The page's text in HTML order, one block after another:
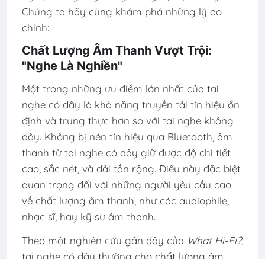
Chúng ta hãy cùng khám phá những lý do
chính:
Chất Lượng Âm Thanh Vượt Trội:
"Nghe Là Nghiền"
Một trong những ưu điểm lớn nhất của tai
nghe có dây là khả năng truyền tải tín hiệu ổn
định và trung thực hơn so với tai nghe không
dây. Không bị nén tín hiệu qua Bluetooth, âm
thanh từ tai nghe có dây giữ được độ chi tiết
cao, sắc nét, và dải tần rộng. Điều này đặc biệt
quan trọng đối với những người yêu cầu cao
về chất lượng âm thanh, như các audiophile,
nhạc sĩ, hay kỹ sư âm thanh.
Theo một nghiên cứu gần đây của What Hi-Fi?,
tai nghe có dây thường cho chất lượng âm